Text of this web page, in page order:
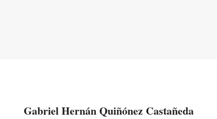
Gabriel Hernán Quiñónez Castañeda